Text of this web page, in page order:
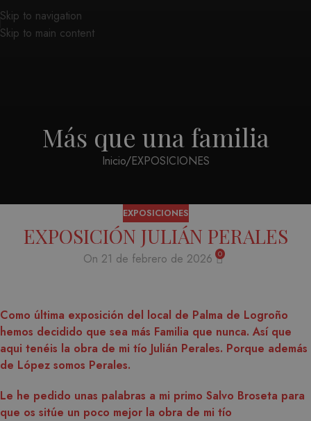
Skip to navigation
Skip to main content
Más que una familia
Inicio EXPOSICIONES
EXPOSICIONES
EXPOSICIÓN JULIÁN PERALES
On 21 de febrero de 2026 0
Como última exposición del local de Palma de Logroño
hemos decidido que sea más Familia que nunca. Así que
aqui tenéis la obra de mi tío Julián Perales. Porque además
de López somos Perales.
Le he pedido unas palabras a mi primo Salvo Broseta para
que os sitúe un poco mejor la obra de mi tío